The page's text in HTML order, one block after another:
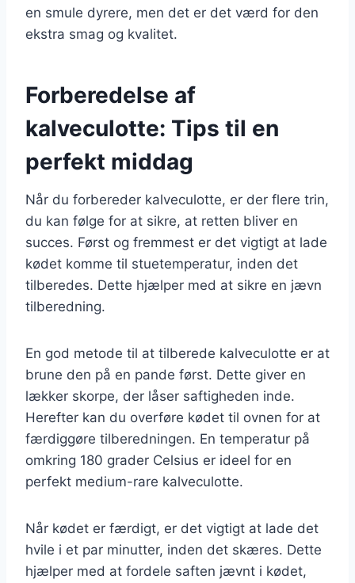
en smule dyrere, men det er det værd for den
ekstra smag og kvalitet.
Forberedelse af
kalveculotte: Tips til en
perfekt middag
Når du forbereder kalveculotte, er der flere trin,
du kan følge for at sikre, at retten bliver en
succes. Først og fremmest er det vigtigt at lade
kødet komme til stuetemperatur, inden det
tilberedes. Dette hjælper med at sikre en jævn
tilberedning.
En god metode til at tilberede kalveculotte er at
brune den på en pande først. Dette giver en
lækker skorpe, der låser saftigheden inde.
Herefter kan du overføre kødet til ovnen for at
færdiggøre tilberedningen. En temperatur på
omkring 180 grader Celsius er ideel for en
perfekt medium-rare kalveculotte.
Når kødet er færdigt, er det vigtigt at lade det
hvile i et par minutter, inden det skæres. Dette
hjælper med at fordele saften jævnt i kødet,